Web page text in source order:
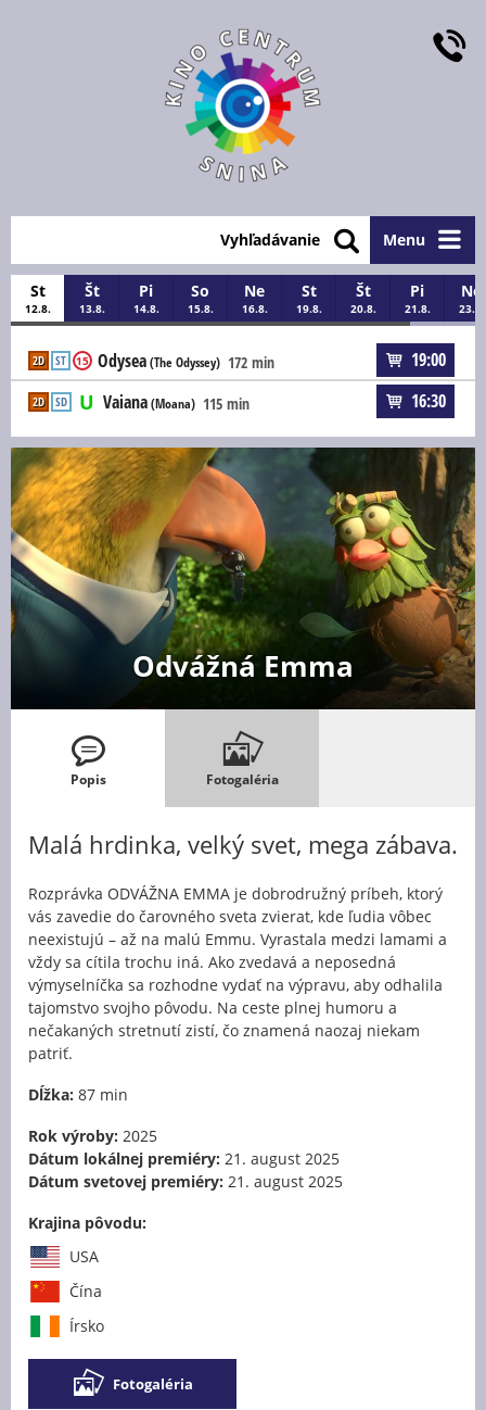
Menu
Vyhľadávanie
St
12.8.
Št
13.8.
Pi
14.8.
So
15.8.
Ne
16.8.
St
19.8.
Št
20.8.
Pi
21.8.
Ne
23.8.
Odysea(The Odyssey) 172 min
2D ST 15
19:00
Vaiana(Moana) 115 min
2D SD 16:30
Odvážná Emma
Popis Fotogaléria
Malá hrdinka, velký svet, mega zábava.
Rozprávka ODVÁŽNA EMMA je dobrodružný príbeh, ktorý
vás zavedie do čarovného sveta zvierat, kde ľudia vôbec
neexistujú – až na malú Emmu. Vyrastala medzi lamami a
vždy sa cítila trochu iná. Ako zvedavá a neposedná
výmyselníčka sa rozhodne vydať na výpravu, aby odhalila
tajomstvo svojho pôvodu. Na ceste plnej humoru a
nečakaných stretnutí zistí, čo znamená naozaj niekam
patriť.
Dĺžka: 87 min
Rok výroby: 2025
Dátum lokálnej premiéry: 21. august 2025
Dátum svetovej premiéry: 21. august 2025
Krajina pôvodu:
USA
Čína
Írsko
Fotogaléria